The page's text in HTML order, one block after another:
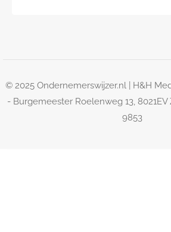
© 2025 Ondernemerswijzer.nl | H&H
- Burgemeester Roelenweg 13,
9853